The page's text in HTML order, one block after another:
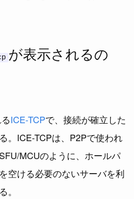
が表示されるの
ICE-TCPで、接続が確立した
。ICE-TCPは、P2Pで使われ
MCUのように、ホールパ
空ける必要のないサーバを利
。